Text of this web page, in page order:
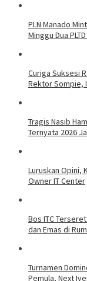
PLN Manado
Minggu Dua
Curiga Suksesi
Rektor Sompie,
Tragis Nasib
Ternyata 2026
Luruskan Opini,
Owner IT Center
Bos ITC
dan Emas di
Turnamen
Pemula, Next